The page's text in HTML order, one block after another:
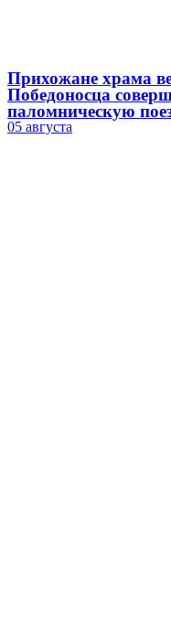
Прихожане храма
Победоносца
паломническую
05 августа